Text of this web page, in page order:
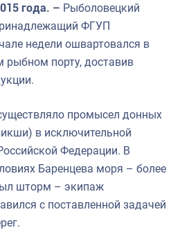
экспедиция
нравственных ценностей
мире
года. – Рыболовецкий
ФГУП
недели ошвартовался в
порту, доставив
промысел донных
в исключительной
Федерации. В
Баренцева моря – более
шторм – экипаж
с поставленной задачей